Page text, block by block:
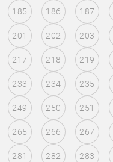
185 186 187
201 202 203
217 218 219
233 234 235
249 250 251
265 266 267
281 282 283